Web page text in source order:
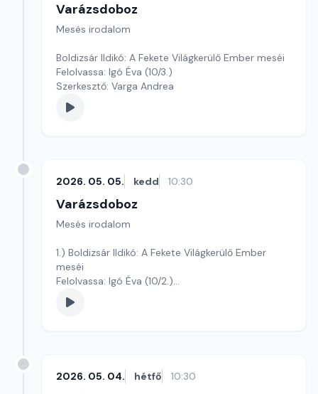
Varázsdoboz
Mesés irodalom
Boldizsár Ildikó: A Fekete Világkerülő Ember meséi
Felolvassa: Igó Éva (10/3.)
Szerkesztő: Varga Andrea
2026. 05. 05. kedd 10:30
Varázsdoboz
Mesés irodalom
1.) Boldizsár Ildikó: A Fekete Világkerülő Ember
meséi
Felolvassa: Igó Éva (10/2.)
Szerkesztő: Varga Andrea
2026. 05. 04. hétfő 10:30